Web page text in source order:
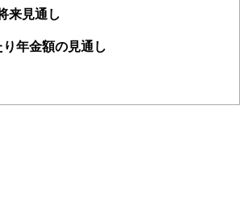
心に「お金や暮らし」に関する書籍・雑誌の編集経
成され、企画立案から記事掲載まですべての工程に
来見通し
年金額の見通し